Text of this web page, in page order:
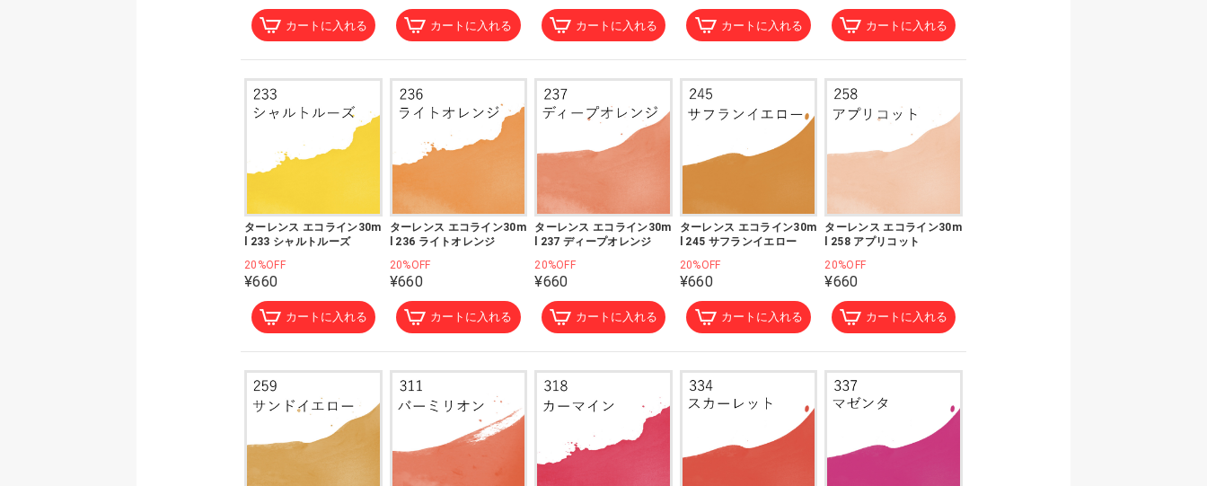
カートに入れる カートに入れる カートに入れる カートに入れる カートに入れる
ターレンス エコライン30m
l 233 シャルトルーズ
20%OFF
¥660
カートに入れる
ターレンス エコライン30m
l 236 ライトオレンジ
20%OFF
¥660
カートに入れる
ターレンス エコライン30m
l 237 ディープオレンジ
20%OFF
¥660
カートに入れる
ターレンス エコライン30m
l 245 サフランイエロー
20%OFF
¥660
カートに入れる
ターレンス エコライン30m
l 258 アプリコット
20%OFF
¥660
カートに入れる